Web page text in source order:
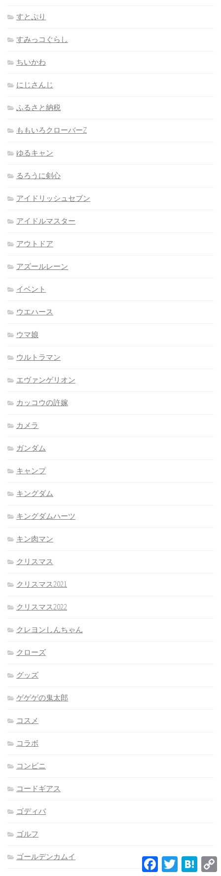
すとぷり
すみっコぐらし
ちいかわ
にじさんじ
ふるさと納税
ももいろクローバーZ
ゆるキャン
るろうに剣心
アイドリッシュセブン
アイドルマスター
アウトドア
アズールレーン
イベント
ウエハース
ウマ娘
ウルトラマン
エヴァンゲリオン
カッコウの許嫁
カメラ
ガンダム
キャンプ
キングダム
キングダムハーツ
キン肉マン
クリスマス
クリスマス2021
クリスマス2022
クレヨンしんちゃん
クローズ
グッズ
ゲゲゲの鬼太郎
コスメ
コラボ
コンビニ
コードギアス
ゴディバ
ゴルフ
ゴールデンカムイ FacebookTwitter Hatena